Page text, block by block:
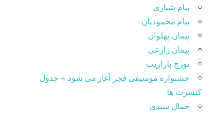
پیام شیاری
پیام محمودیان
پیمان پهلوان
پیمان زارعی
تورج پارازیت
جشنواره موسیقی فجر آغاز می شود + جدول
کنسرت ها
جمال سیدی